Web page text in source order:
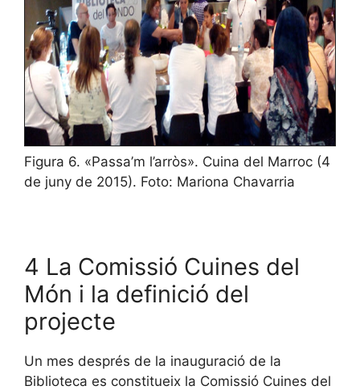
Figura 6. «Passa’m l’arròs». Cuina del Marroc (4
de juny de 2015). Foto: Mariona Chavarria
4 La Comissió Cuines del
Món i la definició del
projecte
Un mes després de la inauguració de la
Biblioteca es constitueix la Comissió Cuines del